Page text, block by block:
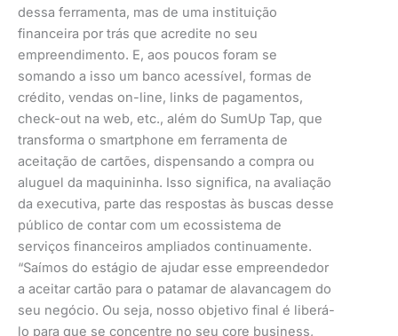
dessa ferramenta, mas de uma instituição
financeira por trás que acredite no seu
empreendimento. E, aos poucos foram se
somando a isso um banco acessível, formas de
crédito, vendas on-line, links de pagamentos,
check-out na web, etc., além do SumUp Tap, que
transforma o smartphone em ferramenta de
aceitação de cartões, dispensando a compra ou
aluguel da maquininha. Isso significa, na avaliação
da executiva, parte das respostas às buscas desse
público de contar com um ecossistema de
serviços financeiros ampliados continuamente.
“Saímos do estágio de ajudar esse empreendedor
a aceitar cartão para o patamar de alavancagem do
seu negócio. Ou seja, nosso objetivo final é liberá-
lo para que se concentre no seu core business,